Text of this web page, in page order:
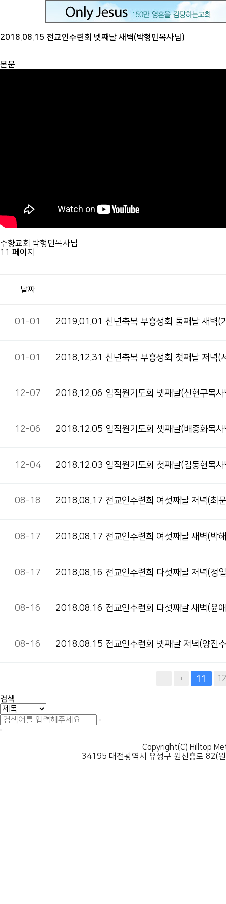
2018.08.15 전교인수련회 넷째날 새벽(박형민목사님)
본문
주향교회 박형민목사님
11 페이지
날짜
01-01 2019.01.01 신년축복 부흥성회 둘째날 새벽(
01-01 2018.12.31 신년축복 부흥성회 첫째날 저녁(
12-07 2018.12.06 임직원기도회 넷째날(신현구목사
12-06 2018.12.05 임직원기도회 셋째날(배종화목사
12-04 2018.12.03 임직원기도회 첫째날(김동현목사
08-18 2018.08.17 전교인수련회 여섯째날 저녁(최
08-17 2018.08.17 전교인수련회 여섯째날 새벽(박
08-17 2018.08.16 전교인수련회 다섯째날 저녁(정
08-16 2018.08.16 전교인수련회 다섯째날 새벽(윤
08-16 2018.08.15 전교인수련회 넷째날 저녁(양진
11
검색
Copyright(C) Hilltop
34195 대전광역시 유성구 원신흥로